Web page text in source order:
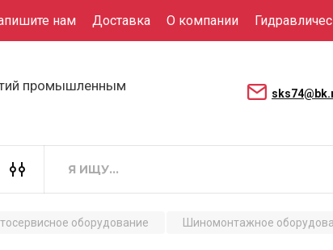
нам Доставка О компании
промышленным
оборудование Шиномонтажное